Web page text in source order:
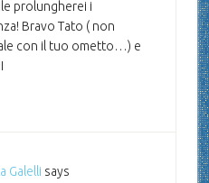
prolungherei i
Bravo Tato ( non
con il tuo ometto…) e
Galelli says